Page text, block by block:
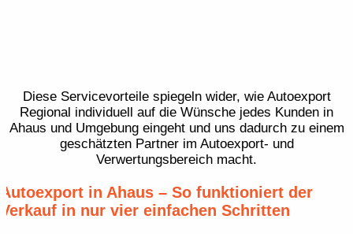
Diese Servicevorteile spiegeln wider, wie Autoexport
Regional individuell auf die Wünsche jedes Kunden in
Ahaus und Umgebung eingeht und uns dadurch zu einem
geschätzten Partner im Autoexport- und
Verwertungsbereich macht.
Autoexport in Ahaus – So funktioniert der
Verkauf in nur vier einfachen Schritten